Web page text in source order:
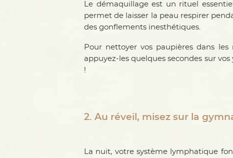
Le démaquillage est un rituel
permet de laisser la peau respirer
des gonflements inesthétiques.
Pour nettoyer vos paupières dans
appuyez-les quelques secondes sur
!
2. Au réveil, misez sur la
La nuit, votre système lymphatique